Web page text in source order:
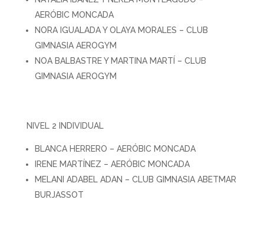
AERÓBIC MONCADA
NORA IGUALADA Y OLAYA MORALES – CLUB
GIMNASIA AEROGYM
NOA BALBASTRE Y MARTINA MARTÍ – CLUB
GIMNASIA AEROGYM
NIVEL 2 INDIVIDUAL
BLANCA HERRERO – AERÓBIC MONCADA
IRENE MARTÍNEZ – AERÓBIC MONCADA
MELANI ADABEL ADAN – CLUB GIMNASIA ABETMAR
BURJASSOT